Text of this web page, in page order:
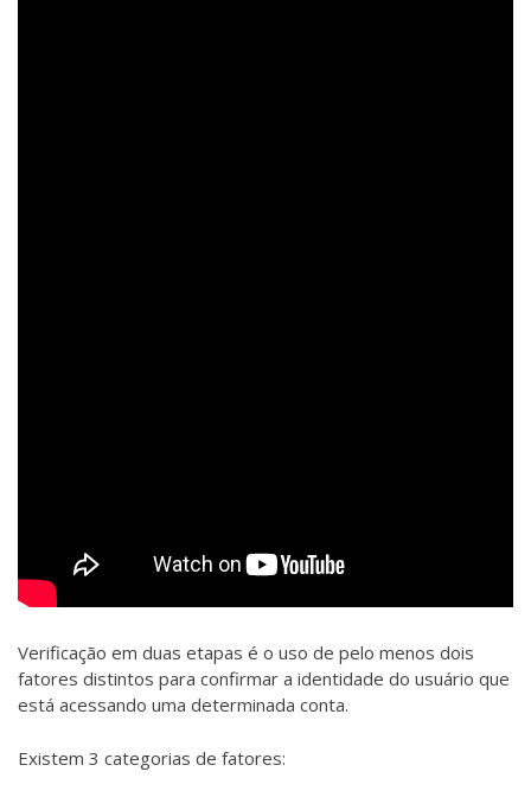
Verificação em duas etapas é o uso de pelo menos dois
fatores distintos para confirmar a identidade do usuário que
está acessando uma determinada conta.
Existem 3 categorias de fatores: